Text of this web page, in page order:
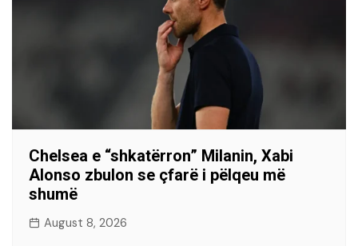
Chelsea e “shkatërron” Milanin, Xabi
Alonso zbulon se çfarë i pëlqeu më
shumë
August 8, 2026